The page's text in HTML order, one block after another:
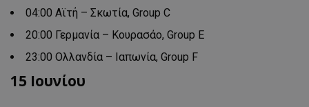
04:00 Αϊτή – Σκωτία, Group C
20:00 Γερμανία – Κουρασάο, Group E
23:00 Ολλανδία – Ιαπωνία, Group F
15 Ιουνίου